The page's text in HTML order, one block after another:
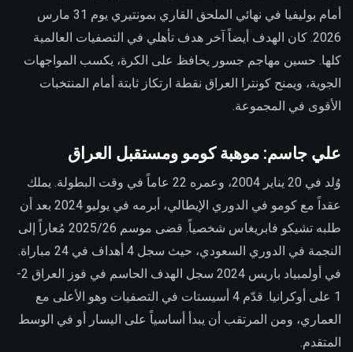
أمام بوليفيا في نهائي الملحق القاري بمونتيري يوم 31 مارس
2026. كان الهدف أيضاً آخر هدف تأهلي في التصفيات العالمية
كلها. حسين مهاجم جسور يحافظ على الكرة، يكسب المواجهات
الجوية، ويمنح كونترا العراق نقطة ارتكاز ثابتة أمام المنتخبات
الأقوى في المجموعة.
علي جاسم: موهبة كومو ومستقبل العراق
وُلد في 20 يناير 2004، وعمره 22 عاماً في وقت البطولة. يملك
عقداً مع كومو في الدوري الإيطالي، أبرمه في يوليو 2024 بعد أن
طلبه تشيكو فابريغاس شخصياً. قضى موسم 2025/26 مُعاراً إلى
النجمة في الدوري السعودي، حيث سجل 4 أهداف في 24 مباراة.
في أولمبياد باريس 2024 سجل الهدف الحاسم في فوز العراق 2-
1 على أوكرانيا. قدّم 4 أسيستات في التصفيات وهو الأعلى مع
العماري، ومن المرتقب أن يبدأ أساسياً على اليسار أو في الوسط
المتقدم.